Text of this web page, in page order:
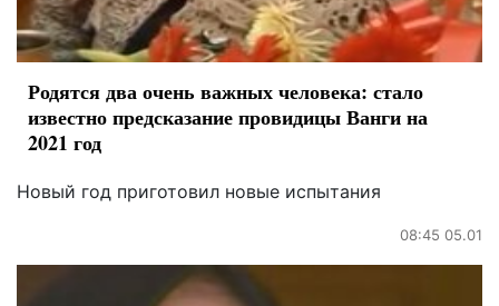
Родятся два очень важных человека: стало
известно предсказание провидицы Ванги на
2021 год
Новый год приготовил новые испытания
08:45 05.01